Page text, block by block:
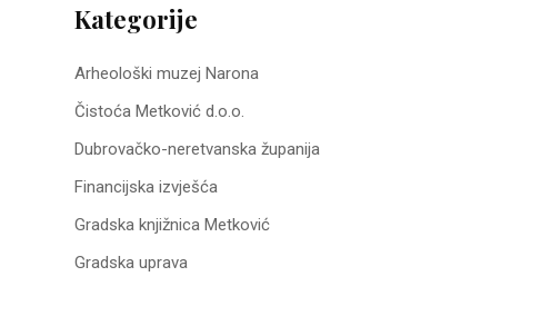
Kategorije
Arheološki muzej Narona
Čistoća Metković d.o.o.
Dubrovačko-neretvanska županija
Financijska izvješća
Gradska knjižnica Metković
Gradska uprava